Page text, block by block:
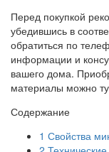
Перед покупкой
убедившись в
обратиться по
информации и
вашего дома.
материалы можно
Содержание
1 Свойства